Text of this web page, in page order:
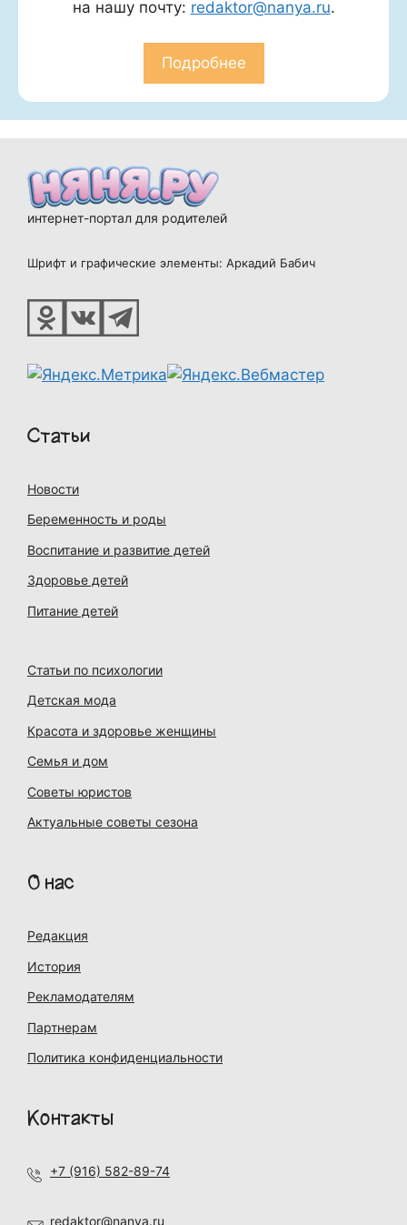
на нашу почту: redaktor@nanya.ru.
Подробнее
интернет-портал для родителей
Шрифт и графические элементы: Аркадий Бабич
Статьи
Новости
Беременность и роды
Воспитание и развитие детей
Здоровье детей
Питание детей
Статьи по психологии
Детская мода
Красота и здоровье женщины
Семья и дом
Советы юристов
Актуальные советы сезона
О нас
Редакция
История
Рекламодателям
Партнерам
Политика конфиденциальности
Контакты
+7 (916) 582-89-74
redaktor@nanya.ru